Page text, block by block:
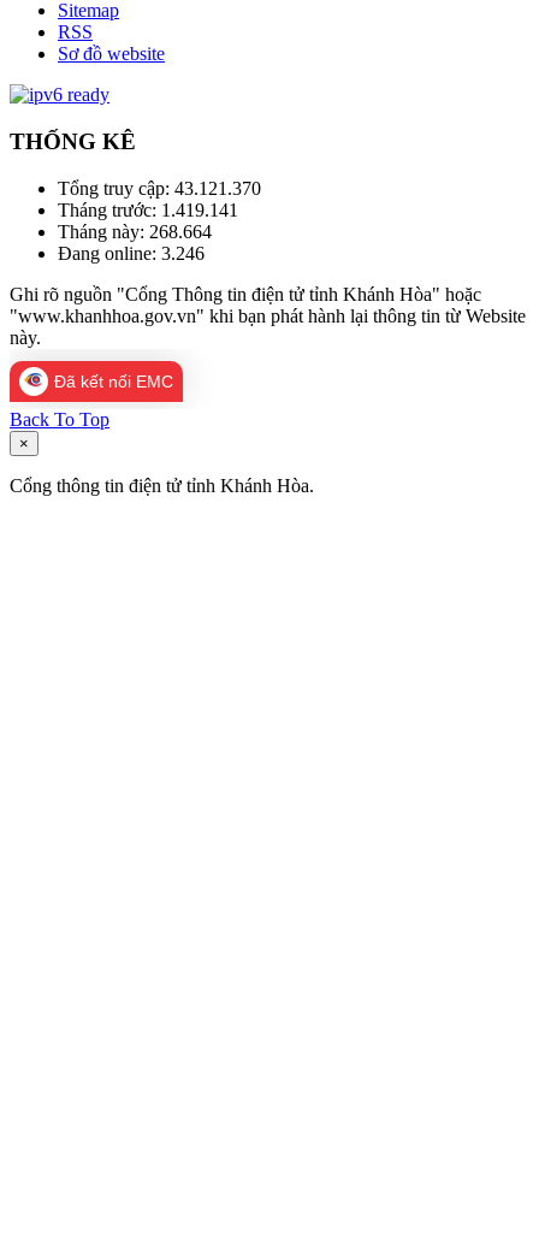
Sitemap
RSS
Sơ đồ website
THỐNG KÊ
Tổng truy cập: 43.121.370
Tháng trước: 1.419.141
Tháng này: 268.664
Đang online: 3.246
Ghi rõ nguồn "Cổng Thông tin điện tử tỉnh Khánh Hòa" hoặc
"www.khanhhoa.gov.vn" khi bạn phát hành lại thông tin từ Website
này.
Đã kết nối EMC
Back To Top
×
Cổng thông tin điện tử tỉnh Khánh Hòa.